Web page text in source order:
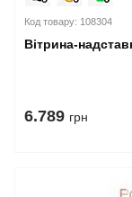
Код товару: 108304
Вітрина-
6.789 грн